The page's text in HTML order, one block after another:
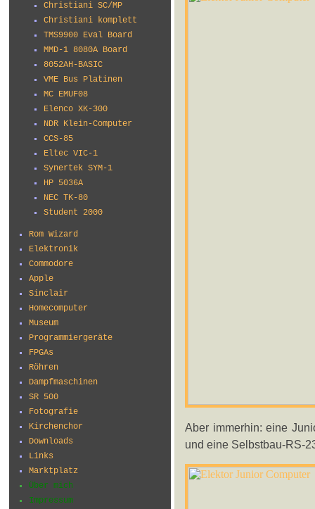
Christiani SC/MP
Christiani komplett
TMS9900 Eval Board
MMD-1 8080A Board
8052AH-BASIC
VME Bus Platinen
MC EMUF08
Elenco XK-300
NDR Klein-Computer
CCS-85
Eltec VIC-1
Synertek SYM-1
HP 5036A
NEC TK-80
Student 2000
Rom Wizard
Elektronik
Commodore
Apple
Sinclair
Homecomputer
Museum
Programmiergeräte
FPGAs
Röhren
Dampfmaschinen
SR 500
Fotografie
Kirchenchor
Downloads
Links
Marktplatz
Über mich
Impressum
Aber immerhin: eine
und eine Selbstbau-RS-